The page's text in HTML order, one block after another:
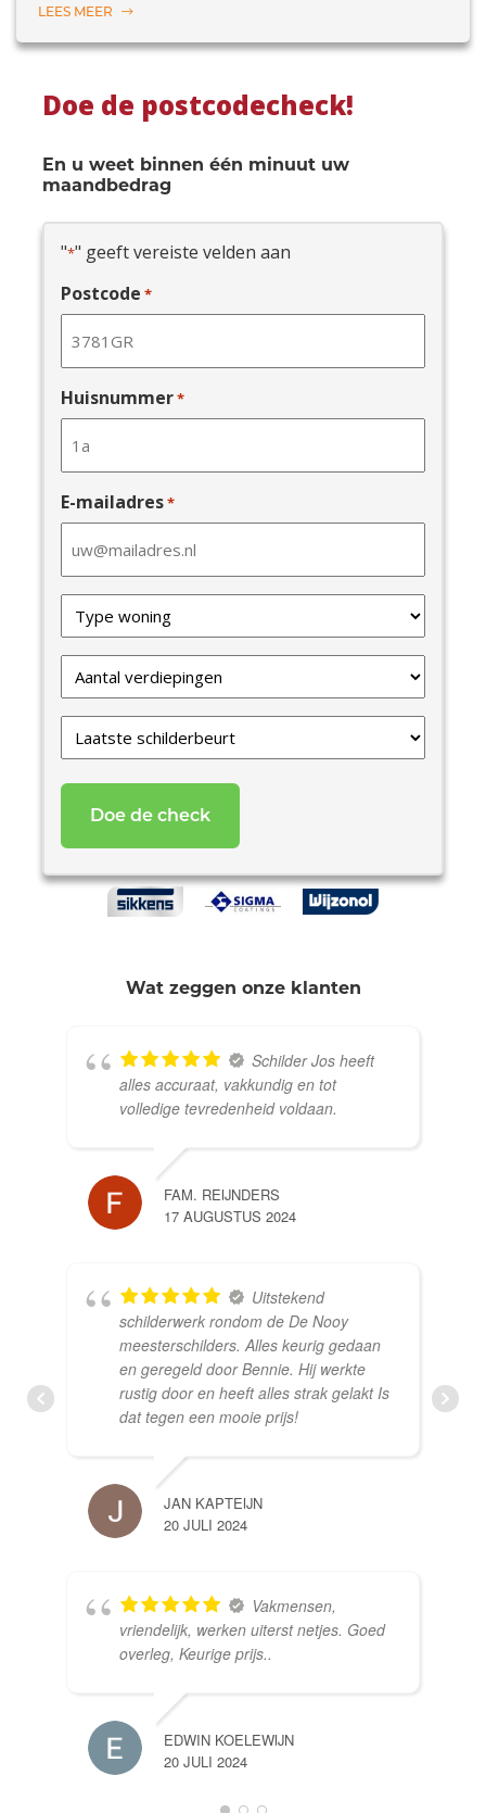
LEES MEER
Doe de postcodecheck!
En u weet binnen één minuut uw
maandbedrag
"*" geeft vereiste velden aan
Postcode *
Huisnummer*
E-mailadres*
van
uw
woning
*
Verdiepingen
schilderbeurt
Wat zeggen onze klanten
Schilder Jos heeft
alles accuraat, vakkundig en tot
volledige tevredenheid voldaan.
FAM. REIJNDERS
17 AUGUSTUS 2024
Uitstekend
schilderwerk rondom de De Nooy
meesterschilders. Alles keurig gedaan
en geregeld door Bennie. Hij werkte
rustig door en heeft alles strak gelakt Is
dat tegen een mooie prijs!
JAN KAPTEIJN
20 JULI 2024
Vakmensen,
vriendelijk, werken uiterst netjes. Goed
overleg, Keurige prijs..
EDWIN KOELEWIJN
20 JULI 2024